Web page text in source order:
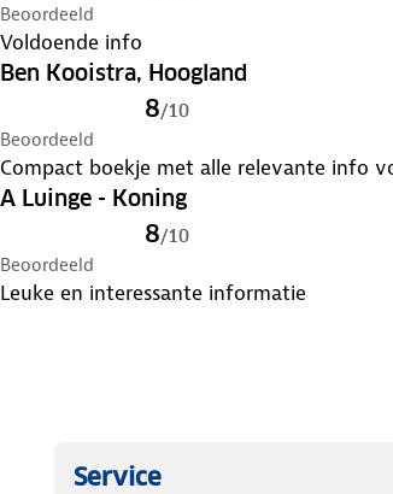
Beoordeeld
Voldoende info
Ben Kooistra, Hoogland
8/10
Beoordeeld
Compact boekje met alle relevante info
A Luinge - Koning
8/10
Beoordeeld
Leuke en interessante informatie
Service